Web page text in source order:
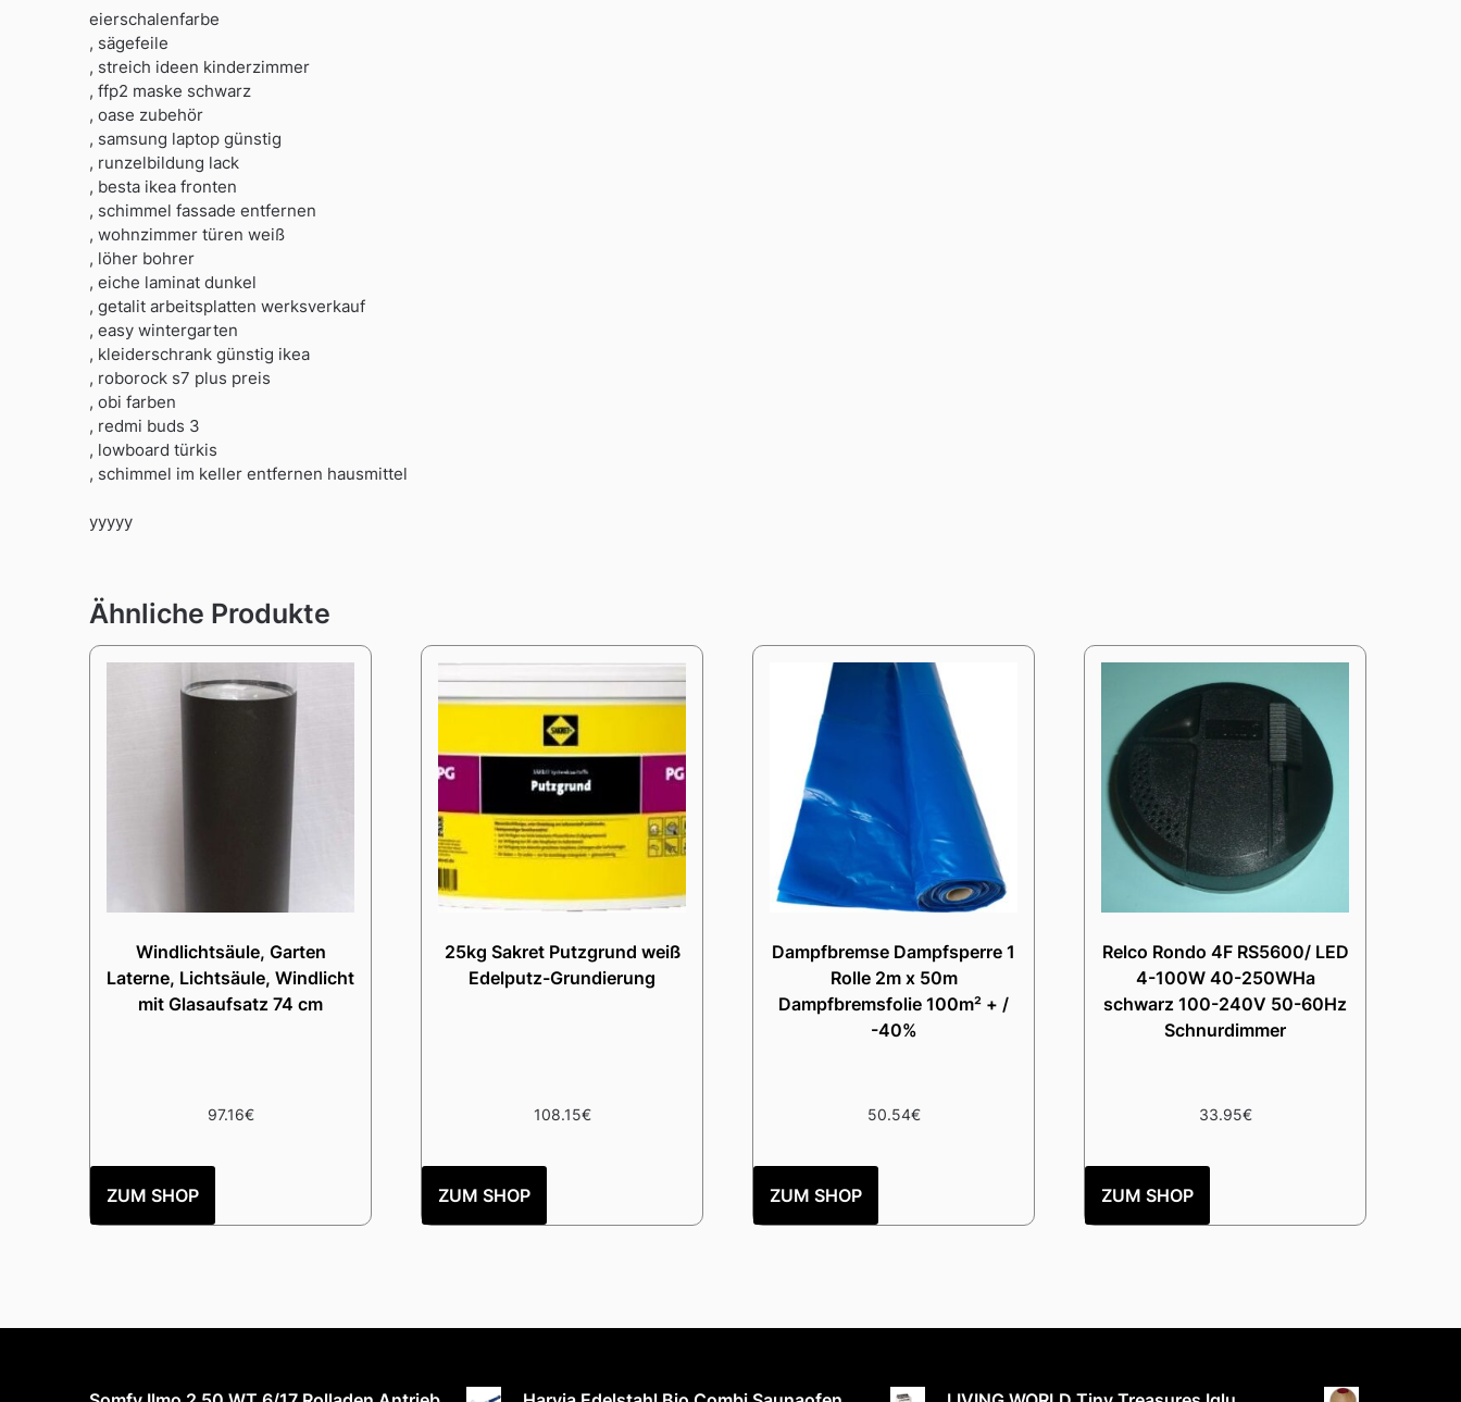
eierschalenfarbe
, sägefeile
, streich ideen kinderzimmer
, ffp2 maske schwarz
, oase zubehör
, samsung laptop günstig
, runzelbildung lack
, besta ikea fronten
, schimmel fassade entfernen
, wohnzimmer türen weiß
, löher bohrer
, eiche laminat dunkel
, getalit arbeitsplatten werksverkauf
, easy wintergarten
, kleiderschrank günstig ikea
, roborock s7 plus preis
, obi farben
, redmi buds 3
, lowboard türkis
, schimmel im keller entfernen hausmittel
yyyyy
Ähnliche Produkte
Windlichtsäule, Garten
Laterne, Lichtsäule, Windlicht
mit Glasaufsatz 74 cm
97.16€
ZUM SHOP
25kg Sakret Putzgrund weiß
Edelputz-Grundierung
108.15€
ZUM SHOP
Dampfbremse Dampfsperre 1
Rolle 2m x 50m
Dampfbremsfolie 100m² + /
-40%
50.54€
ZUM SHOP
Relco Rondo 4F RS5600/ LED
4-100W 40-250WHa
schwarz 100-240V 50-60Hz
Schnurdimmer
33.95€
ZUM SHOP